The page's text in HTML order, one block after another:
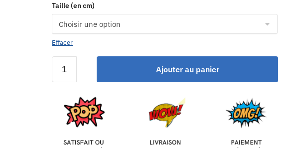
Taille (en cm)
Effacer
Ajouter au panier